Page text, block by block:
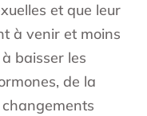
et que leur
à venir et moins
baisser les
de la
changements